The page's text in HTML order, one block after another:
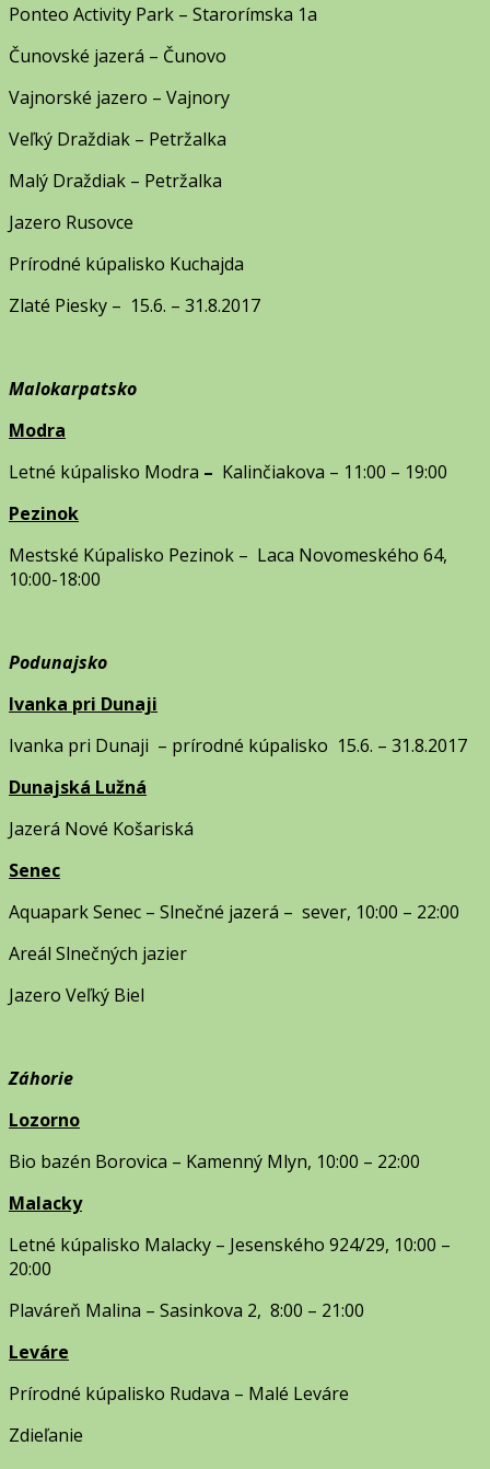
Ponteo Activity Park – Starorímska 1a
Čunovské jazerá – Čunovo
Vajnorské jazero – Vajnory
Veľký Draždiak – Petržalka
Malý Draždiak – Petržalka
Jazero Rusovce
Prírodné kúpalisko Kuchajda
Zlaté Piesky – 15.6. – 31.8.2017
Malokarpatsko
Modra
Letné kúpalisko Modra – Kalinčiakova – 11:00 – 19:00
Pezinok
Mestské Kúpalisko Pezinok – Laca Novomeského 64,
10:00-18:00
Podunajsko
Ivanka pri Dunaji
Ivanka pri Dunaji – prírodné kúpalisko 15.6. – 31.8.2017
Dunajská Lužná
Jazerá Nové Košariská
Senec
Aquapark Senec – Slnečné jazerá – sever, 10:00 – 22:00
Areál Slnečných jazier
Jazero Veľký Biel
Záhorie
Lozorno
Bio bazén Borovica – Kamenný Mlyn, 10:00 – 22:00
Malacky
Letné kúpalisko Malacky – Jesenského 924/29, 10:00 –
20:00
Plaváreň Malina – Sasinkova 2, 8:00 – 21:00
Leváre
Prírodné kúpalisko Rudava – Malé Leváre
Zdieľanie